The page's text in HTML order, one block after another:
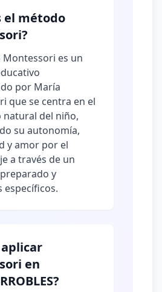
el método
Montessori es un
por María
que se centra en el
natural del niño,
su autonomía,
y amor por el
a través de un
y
específicos.
en